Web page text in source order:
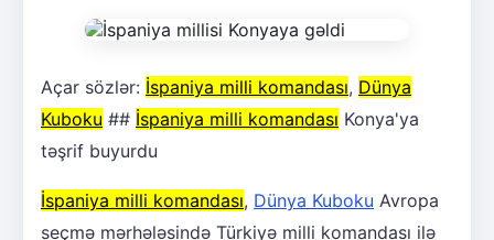
Açar sözlər: İspaniya milli komandası, Dünya
Kuboku ## İspaniya milli komandası Konya'ya
təşrif buyurdu
İspaniya milli komandası, Dünya Kuboku Avropa
seçmə mərhələsində Türkiyə milli komandası ilə